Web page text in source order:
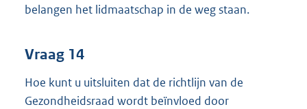
belangen het lidmaatschap in de weg staan.
Vraag 14
Hoe kunt u uitsluiten dat de richtlijn van de
Gezondheidsraad wordt beïnvloed door